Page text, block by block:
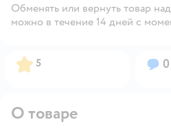
Обменять или вернуть товар
можно в течение 14 дней с
Рейтинг:
5 0
О товаре